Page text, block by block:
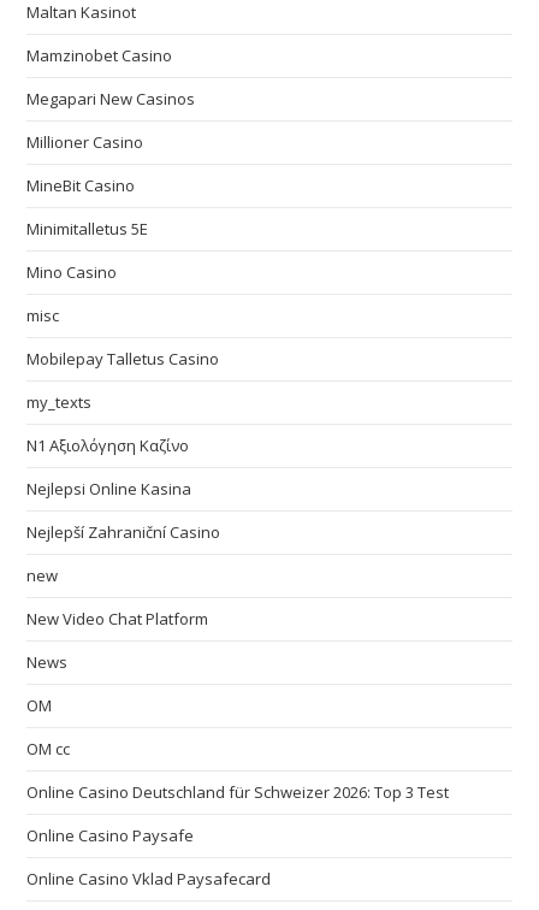
Maltan Kasinot
Mamzinobet Casino
Megapari New Casinos
Millioner Casino
MineBit Casino
Minimitalletus 5E
Mino Casino
misc
Mobilepay Talletus Casino
my_texts
N1 Αξιολόγηση Καζίνο
Nejlepsi Online Kasina
Nejlepší Zahraniční Casino
new
New Video Chat Platform
News
OM
OM cc
Online Casino Deutschland für Schweizer 2026: Top 3 Test
Online Casino Paysafe
Online Casino Vklad Paysafecard